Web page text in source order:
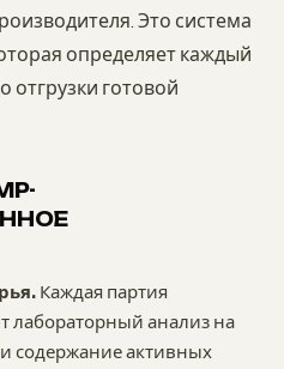
Это система
определяет каждый
отгрузки готовой
Каждая партия
лабораторный анализ на
содержание активных